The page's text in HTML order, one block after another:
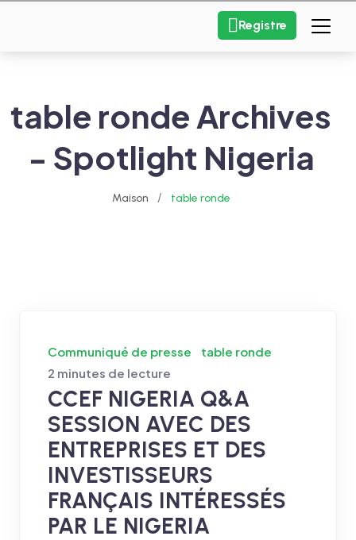
Registre
table ronde Archives
- Spotlight Nigeria
Maison / table ronde
Communiqué de presse
table ronde
2 minutes de lecture
CCEF NIGERIA Q&A
SESSION AVEC DES
ENTREPRISES ET DES
INVESTISSEURS
FRANÇAIS INTÉRESSÉS
PAR LE NIGERIA